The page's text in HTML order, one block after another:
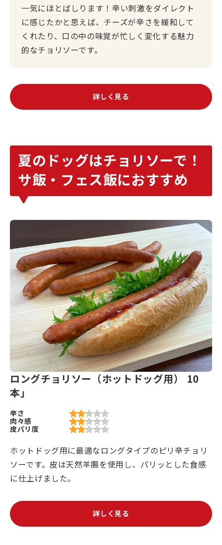
一気にほとばしります！辛い刺激をダイレクト
に感じたかと思えば、チーズが辛さを緩和して
くれたり、口の中の味覚が忙しく変化する魅力
的なチョリソーです。
詳しく見る
夏のドッグはチョリソーで！
サ飯・フェス飯におすすめ
ロングチョリソー（ホットドッグ用） 10
本」
辛さ
肉々感
皮パリ度
ホットドッグ用に最適なロングタイプのピリ辛チョリ
ソーです。皮は天然羊腸を使用し、パリッとした食感
に仕上げました。
詳しく見る